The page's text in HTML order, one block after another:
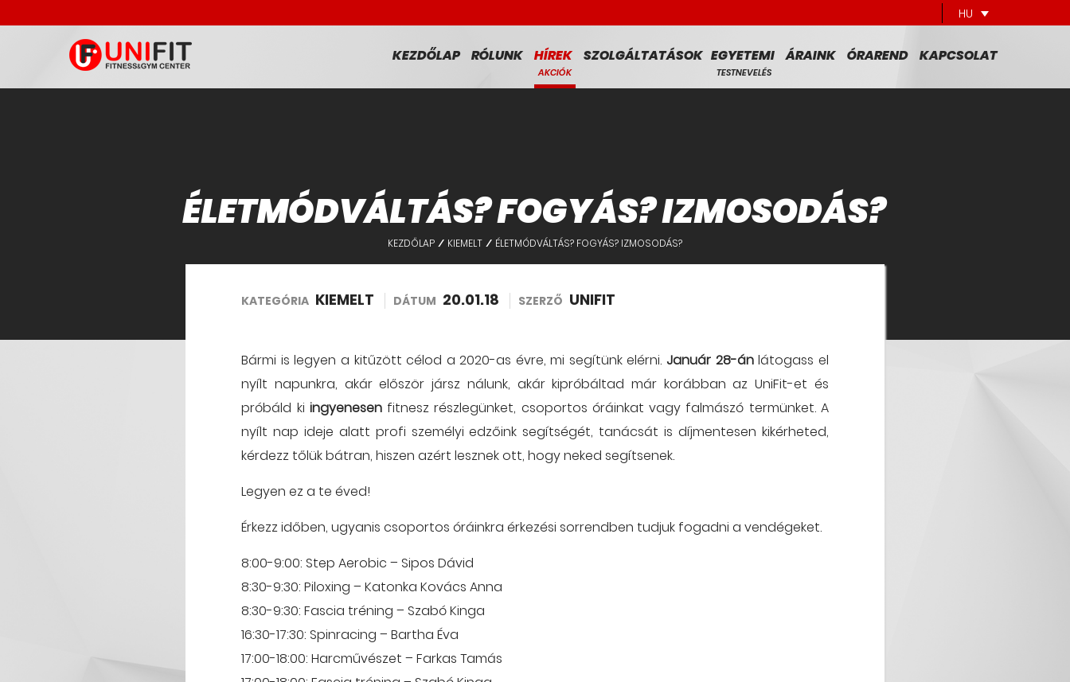
HU
KEZDŐLAP RÓLUNK HÍREK
AKCIÓK
SZOLGÁLTATÁSOK EGYETEMI
TESTNEVELÉS
ÁRAINK ÓRAREND KAPCSOLAT
ÉLETMÓDVÁLTÁS? FOGYÁS? IZMOSODÁS?
KEZDŐLAP / KIEMELT / ÉLETMÓDVÁLTÁS? FOGYÁS? IZMOSODÁS?
KATEGÓRIA KIEMELT DÁTUM 20.01.18 SZERZŐ UNIFIT
Bármi is legyen a kitűzött célod a 2020-as évre, mi segítünk elérni.Január 28-án látogass el
nyílt napunkra, akár először jársz nálunk, akár kipróbáltad már korábban az UniFit-et és
próbáld ki ingyenesenfitnesz részlegünket, csoportos óráinkat vagy falmászó termünket. A
nyílt nap ideje alatt profi személyi edzőink segítségét, tanácsát is díjmentesen kikérheted,
kérdezz tőlük bátran, hiszen azért lesznek ott, hogy neked segítsenek.
Legyen ez a te éved!
Érkezz időben, ugyanis csoportos óráinkra érkezési sorrendben tudjuk fogadni a vendégeket.
8:00-9:00: Step Aerobic – Sipos Dávid
8:30-9:30: Piloxing – Katonka Kovács Anna
8:30-9:30: Fascia tréning – Szabó Kinga
16:30-17:30: Spinracing – Bartha Éva
17:00-18:00: Harcművészet – Farkas Tamás